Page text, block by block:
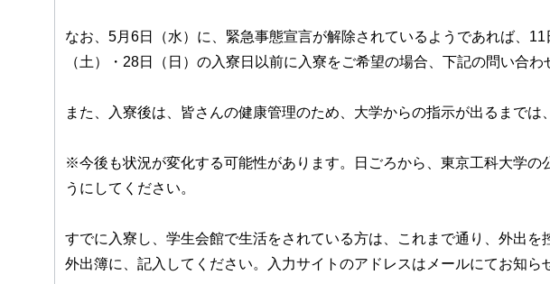
なお、5月6日（水）に、緊急事態宣言が解除されているようであれば、
（土）・28日（日）の入寮日以前に入寮をご希望の場合、下記の問い合わ
また、入寮後は、皆さんの健康管理のため、大学からの指示が出るまでは
※今後も状況が変化する可能性があります。日ごろから、東京工科大学の
うにしてください。
すでに入寮し、学生会館で生活をされている方は、これまで通り、外出
外出簿に、記入してください。入力サイトのアドレスはメールにてお知ら